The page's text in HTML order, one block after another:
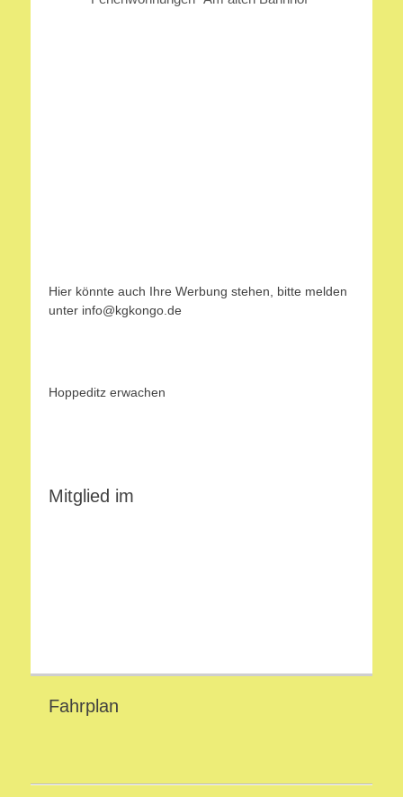
Hier könnte auch Ihre Werbung stehen, bitte melden
unter info@kgkongo.de
Hoppeditz erwachen
Mitglied im
Fahrplan